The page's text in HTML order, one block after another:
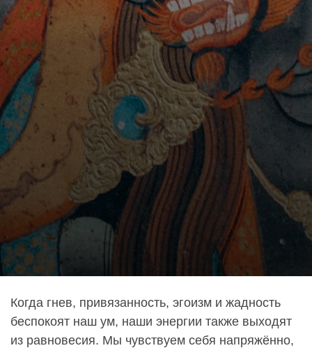
Когда гнев, привязанность, эгоизм и жадность
беспокоят наш ум, наши энергии также выходят
из равновесия. Мы чувствуем себя напряжённо,